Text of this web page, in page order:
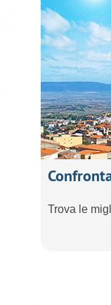
Trova le